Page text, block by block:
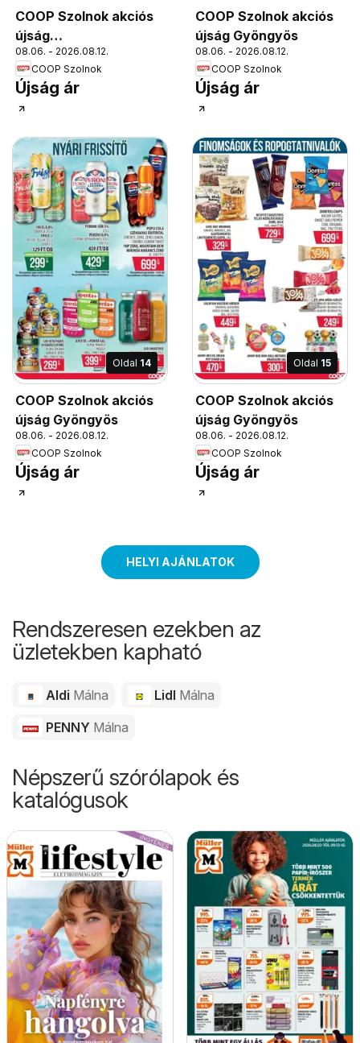
COOP Szolnok akciós
újság
Békésszentandrás
08.06. - 2026.08.12.
COOP Szolnok
Újság ár
COOP Szolnok akciós
újság Gyöngyös
08.06. - 2026.08.12.
COOP Szolnok
Újság ár
Oldal 14
COOP Szolnok akciós
újság Gyöngyös
08.06. - 2026.08.12.
COOP Szolnok
Újság ár
Oldal 15
COOP Szolnok akciós
újság Gyöngyös
08.06. - 2026.08.12.
COOP Szolnok
Újság ár
HELYI AJÁNLATOK
Rendszeresen ezekben az
üzletekben kapható
Aldi Málna Lidl Málna
PENNY Málna
Népszerű szórólapok és
katalógusok